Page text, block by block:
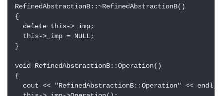
RefinedAbstractionB::~RefinedAbstractionB()
{
  delete this->_imp;
  this->_imp = NULL;
}
void RefinedAbstractionB::Operation()
{
  cout << "RefinedAbstractionB::Operation" << endl;